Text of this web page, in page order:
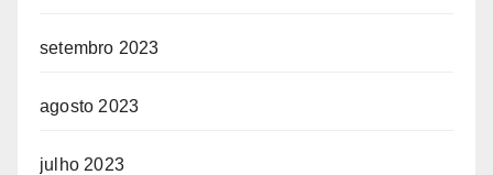
setembro 2023
agosto 2023
julho 2023